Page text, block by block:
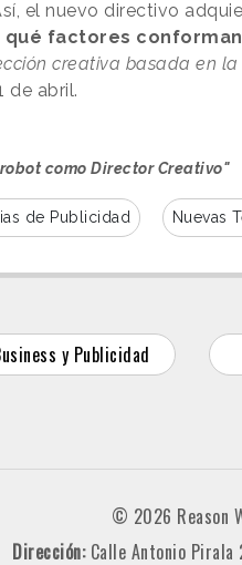
el nuevo directivo
factores
creativa basada en la
de abril.
como Director Creativo"
de Publicidad Nuevas
y Publicidad
© 2026 Reason
Dirección: Calle Antonio